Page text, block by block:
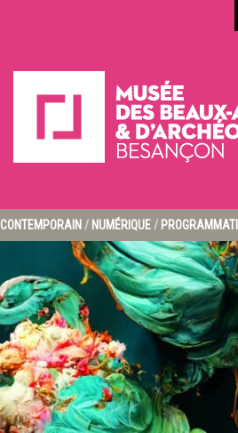
CONTEMPORAIN / NUMÉRIQUE /